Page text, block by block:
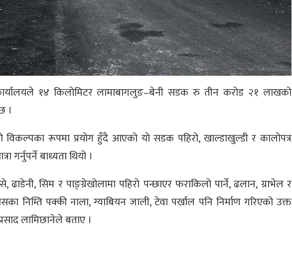
१४ किलोमिटर लामाबागलुङ–बेनी सडक रु तीन करोड २१ लाखको
।
विकल्पका रूपमा प्रयोग हुँदै आएको यो सडक पहिरो, खाल्डाखुल्डी र कालोपत्र
गर्नुपर्ने बाध्यता थियो ।
सिम र पाङ्ग्रेखोलामा पहिरो पन्छाएर फराकिलो पार्ने, ढलान, ग्राभेल र
निम्ति पक्की नाला, ग्याबियन जाली, टेवा पर्खाल पनि निर्माण गरिएको उक्त
लामिछानेले बताए ।